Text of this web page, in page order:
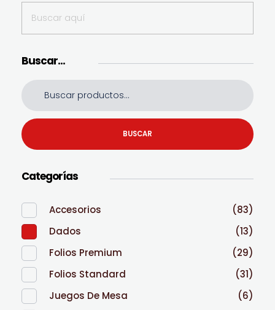
Buscar…
BUSCAR
Categorías
Accesorios
(83)
Dados
(13)
Folios Premium
(29)
Folios Standard
(31)
Juegos De Mesa
(6)